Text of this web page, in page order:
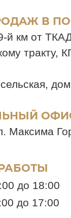
В
й км от
тракту,
Максима
до 18:00
до 17:00